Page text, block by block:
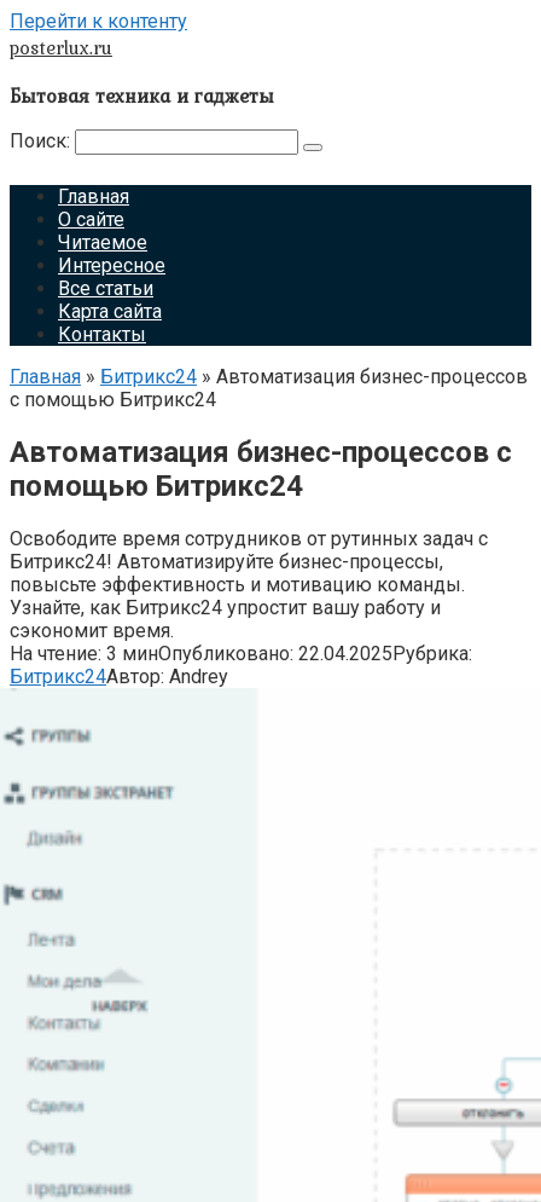
Перейти к контенту
posterlux.ru
Бытовая техника и гаджеты
Поиск:
Главная
О сайте
Читаемое
Интересное
Все статьи
Карта сайта
Контакты
Главная » Битрикс24 » Автоматизация бизнес-процессов
с помощью Битрикс24
Автоматизация бизнес-процессов с
помощью Битрикс24
Освободите время сотрудников от рутинных задач с
Битрикс24! Автоматизируйте бизнес-процессы,
повысьте эффективность и мотивацию команды.
Узнайте, как Битрикс24 упростит вашу работу и
сэкономит время.
На чтение: 3 минОпубликовано: 22.04.2025Рубрика:
Битрикс24Автор: Andrey